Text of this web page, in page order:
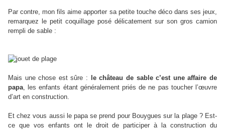
Par contre, mon fils aime apporter sa petite touche déco dans ses jeux,
remarquez le petit coquillage posé délicatement sur son gros camion
rempli de sable :
Mais une chose est sûre :
le château de sable c’est une affaire de
papa, les enfants étant généralement priés de ne pas toucher l’œuvre
d’art en construction.
Et chez vous aussi le papa se prend pour Bouygues sur la plage ? Est-
ce que vos enfants ont le droit de participer à la construction du